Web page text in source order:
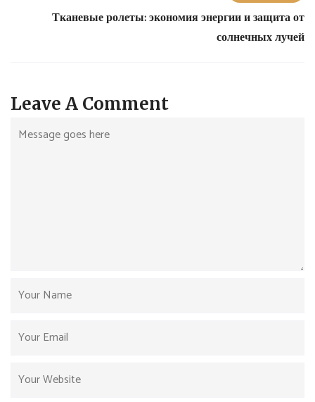
Тканевые ролеты: экономия энергии и защита от
солнечных лучей
Leave A Comment